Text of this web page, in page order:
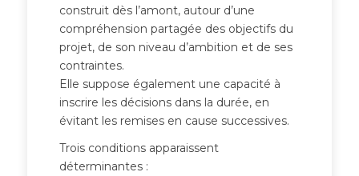
construit dès l’amont, autour d’une
compréhension partagée des objectifs du
projet, de son niveau d’ambition et de ses
contraintes.
Elle suppose également une capacité à
inscrire les décisions dans la durée, en
évitant les remises en cause successives.
Trois conditions apparaissent
déterminantes :